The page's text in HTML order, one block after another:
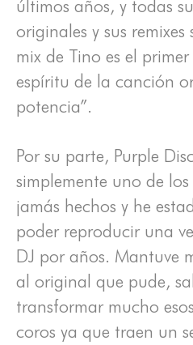
últimos años, y todas
originales y sus remixes
mix de Tino es el
espíritu de la canción
potencia”.
Por su parte, Purple
simplemente uno de los
jamás hechos y he
poder reproducir una
DJ por años. Mantuve
al original que pude,
transformar mucho
coros ya que traen un